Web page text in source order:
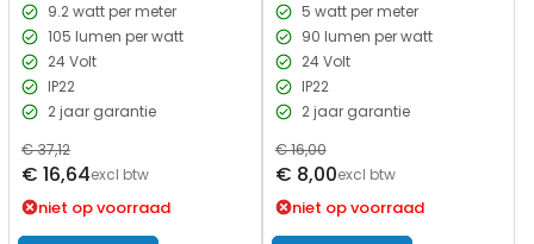
9.2 watt per meter
105 lumen per watt
24 Volt
IP22
2 jaar garantie
Verkaufspreis
Regulärer
Preis
€ 37,12
€ 16,64excl btw
niet op voorraad
5 watt per meter
90 lumen per watt
24 Volt
IP22
2 jaar garantie
Verkaufspreis
Regulärer
Preis
€ 16,00
€ 8,00excl btw
niet op voorraad